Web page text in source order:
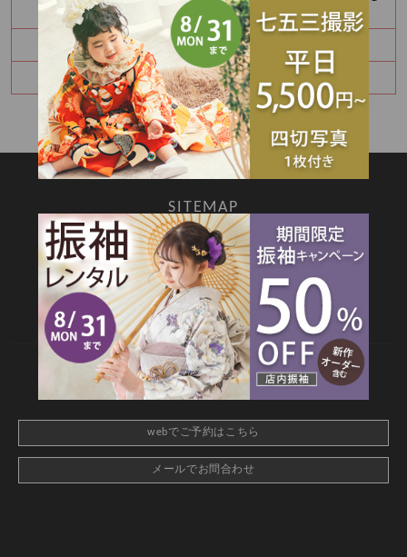
お宮参り・百日祝いはご家族撮影もおすすめです
七五三8月キャンペーン✨
ハーフバースデー撮影のご予約承り中です
SITEMAP
TOP 新着情報
撮影メニュー
料金・商品
キャンペーン
衣装カタログ
店舗情報
よくあるご質問
お問合せ
web撮影予約
CONTACT
webでご予約はこちら
メールでお問合わせ